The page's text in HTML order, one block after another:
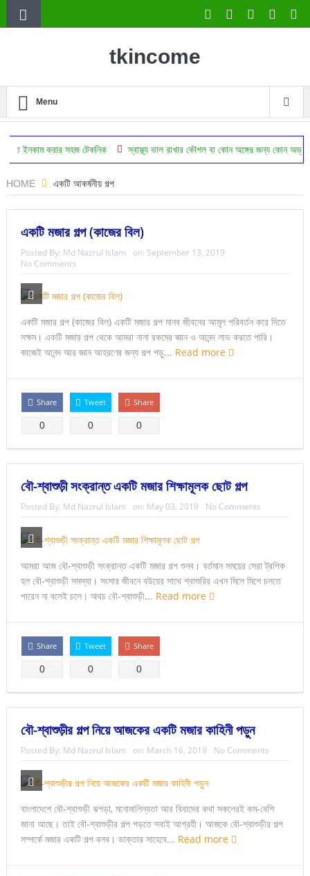
tkincome
Menu
সহজ টেকনিক স্বাস্থ্য ভাল রাখার কৌশল বা কোন অঙ্গের জন্য কোন অভ্যাস উপকারি
HOME একটি আকর্ষনীয় গল্প
একটি মজার গল্প (কাজের বিল)
Posted By: Md Nazrul Islam on: September 13, 2019
No Comments
একটি মজার গল্প (কাজের বিল) একটি মজার গল্প মানব জীবনের আমূল পরিবর্তন করে দিতে
সক্ষম। একটি মজার গল্প থেকে আমরা নানা রকমের জ্ঞান ও আনন্দ লাভ করতে পারি।
কাজেই আনন্দ আর জ্ঞান আহরণের জন্য গল্প পড়ু... Read more
Share
0
Tweet
0
Share
0
বৌ-শ্বাশুড়ী সংক্রান্ত একটি মজার শিক্ষামূলক ছোট গল্প
Posted By: Md Nazrul Islam on: May 03, 2019 No Comments
আমরা আজ বৌ-শ্বাশুড়ী সংক্রান্ত একটি মজার গল্প শুনব। বর্তমান সময়ের সেরা ট্রপিক
হল বৌ-শ্বাশুড়ী সমস্যা। সংসার জীবনে বউয়ের সাথে শ্বাশুরির এখন মিলে মিশে চলতে
পারেন না বলেই চলে। অথচ বৌ-শ্বাশুড়ী... Read more
Share
0
Tweet
0
Share
0
বৌ-শ্বাশুড়ীর গল্প নিয়ে আজকের একটি মজার কাহিনী পড়ুন
Posted By: Md Nazrul Islam on: March 16, 2019 No Comments
বাংলাদেশে বৌ-শ্বাশুড়ী ঝগড়া, মনোমালিন্যতা আর বিবাদের কথা সকলেরই কম-বেশি
জানা আছে। তাই বৌ-শ্বাশুড়ীর গল্প পড়তে সবাই আগ্রহী। আজকে বৌ-শ্বাশুড়ীর গল্প
সম্পর্কে মজার একটি গল্প বলব। ডাক্তার সাহেবে... Read more